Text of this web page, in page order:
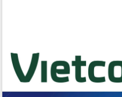
Buôn Đăk Tuôr, xã Cư Pui
Khởi công xây dựng Trường Phổ thông
nội trú liên cấp tiểu học và THCS xã Ia